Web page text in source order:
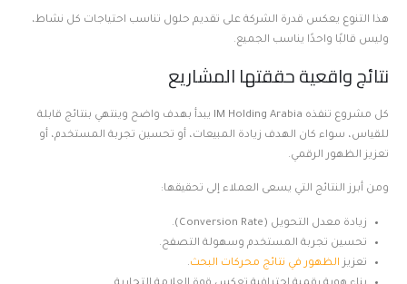
هذا التنوع يعكس قدرة الشركة على تقديم حلول تناسب احتياجات كل نشاط،
وليس قالبًا واحدًا يناسب الجميع.
نتائج واقعية حققتها المشاريع
كل مشروع تنفذه IM Holding Arabia يبدأ بهدف واضح وينتهي بنتائج قابلة
للقياس، سواء كان الهدف زيادة المبيعات، أو تحسين تجربة المستخدم، أو
تعزيز الظهور الرقمي.
ومن أبرز النتائج التي يسعى العملاء إلى تحقيقها:
زيادة معدل التحويل (Conversion Rate).
تحسين تجربة المستخدم وسهولة التصفح.
تعزيز الظهور في نتائج محركات البحث.